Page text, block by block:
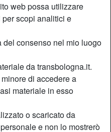
web possa utilizzare
scopi analitici e
del consenso nel mio luogo
da transbologna.it.
di accedere a
materiale in esso
o scaricato da
e non lo mostrerò
Italia
Ferrara
Shemale
Single
Scuro
Castani
A volte